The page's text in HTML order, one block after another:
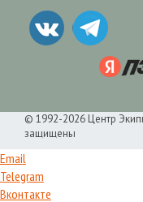
© 1992-2026 Центр
защищены
Email
Telegram
Вконтакте